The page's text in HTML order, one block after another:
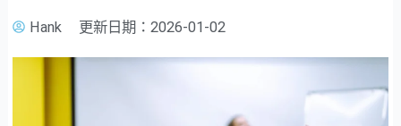
Hank 更新日期： 2026-01-02